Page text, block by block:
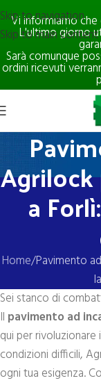
Vi informiamo che
L'ultimo giorno
Sarà comunque
ordini ricevuti
Skip to navigation
Skip to main content
a
Home Pavimento
Sei stanco di
Il pavimento ad
qui per
condizioni difficili,
ogni tua esigenza.